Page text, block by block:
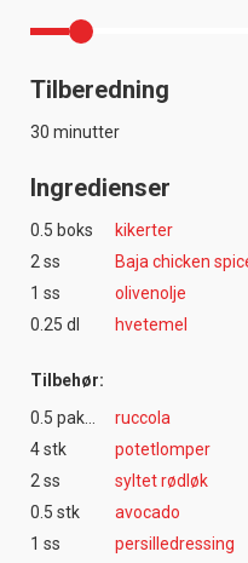
Tilberedning
30 minutter
Ingredienser
0.5 boks
kikerter
2 ss
Baja chicken
1 ss
olivenolje
0.25 dl
hvetemel
Tilbehør:
ruccola
4 stk
potetlomper
2 ss
syltet rødløk
0.5 stk
avocado
1 ss
persilledressing